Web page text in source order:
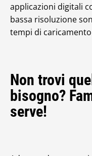
applicazioni digitali
bassa risoluzione
tempi di
Non trovi
bisogno?
serve!